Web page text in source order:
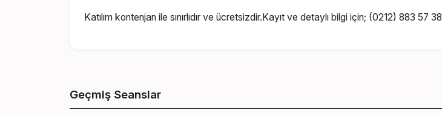
Katılım kontenjan ile sınırlıdır ve ücretsizdir.Kayıt ve detaylı bilgi için; (0212) 883 57 38
Geçmiş Seanslar